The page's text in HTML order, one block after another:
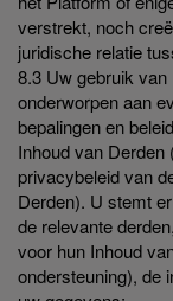
verstrekt, noch
juridische relatie
8.3 Uw gebruik
onderworpen aan
bepalingen en
Inhoud van
privacybeleid van
Derden). U stemt
de relevante
voor hun Inhoud
ondersteuning), de